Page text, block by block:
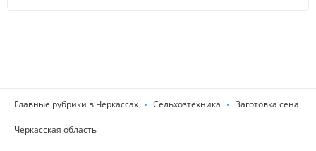
Главные рубрики в Черкассах Сельхозтехника Заготовка сена
Черкасская область